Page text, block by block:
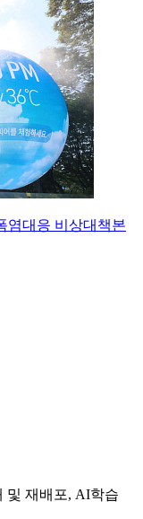
염대응 비상대책본
및 재배포, AI학습